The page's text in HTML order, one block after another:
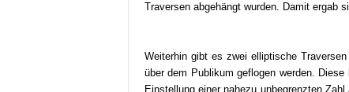
Traversen abgehängt wurden. Damit ergab
Weiterhin gibt es zwei elliptische
über dem Publikum geflogen werden.
Einstellung einer nahezu unbegrenzten